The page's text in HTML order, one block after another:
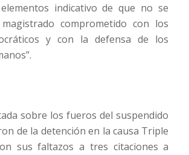
indicativo de que no se
comprometido con los
y con la defensa de los
sobre los fueros del suspendido
de la detención en la causa Triple
sus faltazos a tres citaciones a